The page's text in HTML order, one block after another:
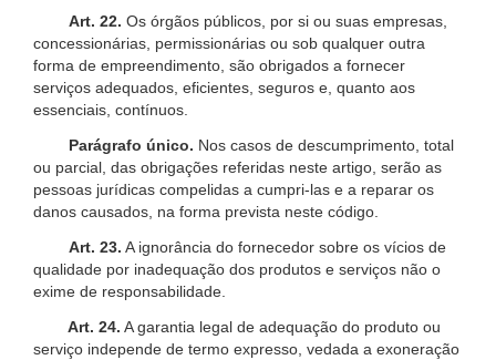
Art. 22. Os órgãos públicos, por si ou suas empresas,
concessionárias, permissionárias ou sob qualquer outra
forma de empreendimento, são obrigados a fornecer
serviços adequados, eficientes, seguros e, quanto aos
essenciais, contínuos.
Parágrafo único. Nos casos de descumprimento, total
ou parcial, das obrigações referidas neste artigo, serão as
pessoas jurídicas compelidas a cumpri-las e a reparar os
danos causados, na forma prevista neste código.
Art. 23. A ignorância do fornecedor sobre os vícios de
qualidade por inadequação dos produtos e serviços não o
exime de responsabilidade.
Art. 24. A garantia legal de adequação do produto ou
serviço independe de termo expresso, vedada a exoneração